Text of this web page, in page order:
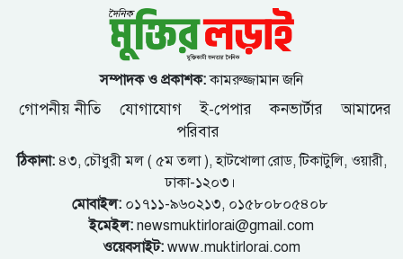
সম্পাদক ও প্রকাশক:কামরুজ্জামান জনি
গোপনীয় নীতি যোগাযোগ ই-পেপার কনভার্টার
আমাদের
পরিবার
ঠিকানা:৪৩, চৌধুরী মল ( ৫ম তলা ), হাটখোলা রোড, টিকাটুলি, ওয়ারী,
ঢাকা-১২০৩।
মোবাইল:০১৭১১-৯৬০২১৩, ০১৫৮০৮০৫৪০৮
ইমেইল: newsmuktirlorai@gmail.com
ওয়েবসাইট: www.muktirlorai.com